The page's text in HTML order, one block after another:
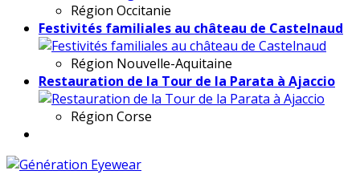
Région Occitanie
Festivités familiales au château de Castelnaud
Région Nouvelle-Aquitaine
Restauration de la Tour de la Parata à Ajaccio
Région Corse